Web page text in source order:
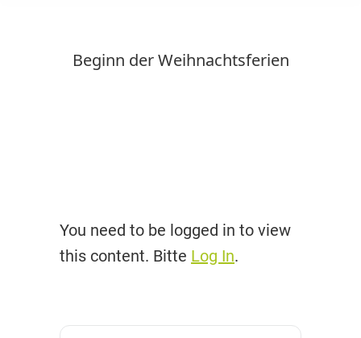
Beginn der Weihnachtsferien
You need to be logged in to view
this content. Bitte Log In.